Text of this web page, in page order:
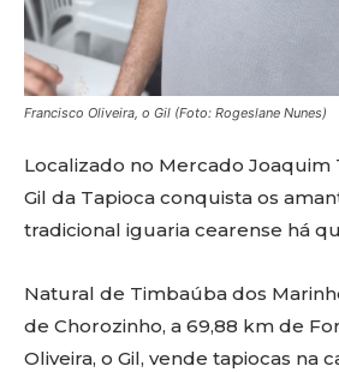
Francisco Oliveira, o Gil (Foto: Rogeslane Nunes)
Localizado no Mercado Joaquim
Gil da Tapioca conquista os
tradicional iguaria cearense há
Natural de Timbaúba dos
de Chorozinho, a 69,88 km de
Oliveira, o Gil, vende tapiocas na